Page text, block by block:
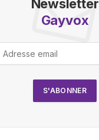
Newsletter
Gayvox